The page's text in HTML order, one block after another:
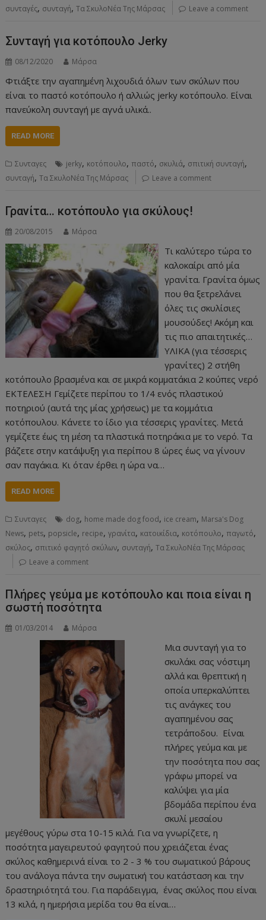
συνταγές, συνταγή,Τα ΣκυλοΝέα Της Μάρσας Leave a comment
Συνταγή για κοτόπουλο Jerky
08/12/2020 Μάρσα
Φτιάξτε την αγαπημένη λιχουδιά όλων των σκύλων που
είναι το παστό κοτόπουλο ή αλλιώς jerky κοτόπουλο. Είναι
πανεύκολη συνταγή με αγνά υλικά..
READ MORE
Συνταγες jerky, κοτόπουλο, παστό, σκυλιά, σπιτική συνταγή,
συνταγή,Τα ΣκυλοΝέα Της Μάρσας Leave a comment
Γρανίτα… κοτόπουλο για σκύλους!
20/08/2015 Μάρσα
Τι καλύτερο τώρα το
καλοκαίρι από μία
γρανίτα. Γρανίτα όμως
που θα ξετρελάνει
όλες τις σκυλίσιες
μουσούδες! Ακόμη και
τις πιο απαιτητικές…
ΥΛΙΚΑ (για τέσσερις
γρανίτες) 2 στήθη
κοτόπουλο βρασμένα και σε μικρά κομματάκια 2 κούπες νερό
ΕΚΤΕΛΕΣΗ Γεμίζετε περίπου το 1/4 ενός πλαστικού
ποτηριού (αυτά της μίας χρήσεως) με τα κομμάτια
κοτόπουλου. Κάνετε το ίδιο για τέσσερις γρανίτες. Μετά
γεμίζετε έως τη μέση τα πλαστικά ποτηράκια με το νερό. Τα
βάζετε στην κατάψυξη για περίπου 8 ώρες έως να γίνουν
σαν παγάκια. Κι όταν έρθει η ώρα να…
READ MORE
Συνταγες dog, home made dog food, ice cream, Marsa's Dog
News, pets, popsicle, recipe,γρανίτα, κατοικίδια, κοτόπουλο, παγωτό,
σκύλος, σπιτικό φαγητό σκύλων, συνταγή,Τα ΣκυλοΝέα Της Μάρσας
Leave a comment
Πλήρες γεύμα με κοτόπουλο και ποια είναι η
σωστή ποσότητα
01/03/2014 Μάρσα
Μια συνταγή για το
σκυλάκι σας νόστιμη
αλλά και θρεπτική η
οποία υπερκαλύπτει
τις ανάγκες του
αγαπημένου σας
τετράποδου. Είναι
πλήρες γεύμα και με
την ποσότητα που σας
γράφω μπορεί να
καλύψει για μία
βδομάδα περίπου ένα
σκυλί μεσαίου
μεγέθους γύρω στα 10-15 κιλά. Για να γνωρίζετε, η
ποσότητα μαγειρευτού φαγητού που χρειάζεται ένας
σκύλος καθημερινά είναι το 2 - 3 % του σωματικού βάρους
του ανάλογα πάντα την σωματική του κατάσταση και την
δραστηριότητά του. Για παράδειγμα, ένας σκύλος που είναι
13 κιλά, η ημερήσια μερίδα του θα είναι…